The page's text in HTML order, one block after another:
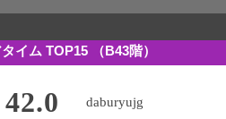
イム TOP15 （B43階）
42.0 daburyujg